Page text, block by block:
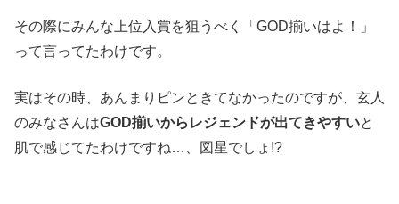
その際にみんな上位入賞を狙うべく「GOD揃いはよ！」
って言ってたわけです。
実はその時、あんまりピンときてなかったのですが、玄人
のみなさんはGOD揃いからレジェンドが出てきやすいと
肌で感じてたわけですね…、図星でしょ!?